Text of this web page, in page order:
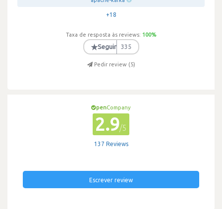
+18
Taxa de resposta às reviews: 100%
★Seguir 335
Pedir review (5)
penCompany
2.9/5
137 Reviews
Escrever review